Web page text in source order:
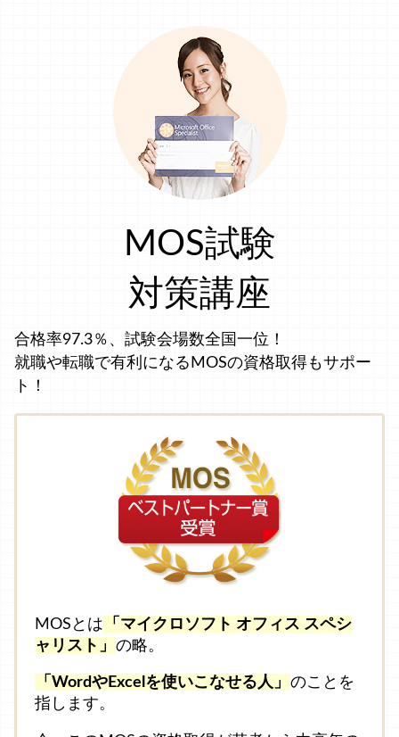
MOS試験
対策講座
合格率97.3％、試験会場数全国一位！
就職や転職で有利になるMOSの資格取得もサポー
ト！
MOSとは
「マイクロソフト オフィス スペシ
ャリスト」 の略。
「WordやExcelを使いこなせる人」 のことを
指します。